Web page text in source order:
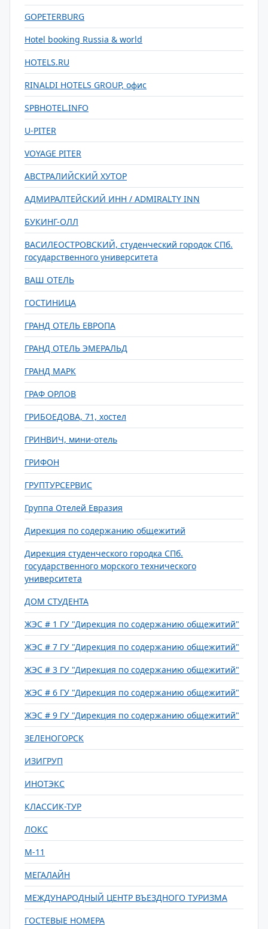
GOPETERBURG
Hotel booking Russia & world
HOTELS.RU
RINALDI HOTELS GROUP, офис
SPBHOTEL.INFO
U-PITER
VOYAGE PITER
АВСТРАЛИЙСКИЙ ХУТОР
АДМИРАЛТЕЙСКИЙ ИНН / ADMIRALTY INN
БУКИНГ-ОЛЛ
ВАСИЛЕОСТРОВСКИЙ, студенческий городок СПб.
государственного университета
ВАШ ОТЕЛЬ
ГОСТИНИЦА
ГРАНД ОТЕЛЬ ЕВРОПА
ГРАНД ОТЕЛЬ ЭМЕРАЛЬД
ГРАНД МАРК
ГРАФ ОРЛОВ
ГРИБОЕДОВА, 71, хостел
ГРИНВИЧ, мини-отель
ГРИФОН
ГРУПТУРСЕРВИС
Группа Отелей Евразия
Дирекция по содержанию общежитий
Дирекция студенческого городка СПб.
государственного морского технического
университета
ДОМ СТУДЕНТА
ЖЭС # 1 ГУ "Дирекция по содержанию общежитий"
ЖЭС # 7 ГУ "Дирекция по содержанию общежитий"
ЖЭС # 3 ГУ "Дирекция по содержанию общежитий"
ЖЭС # 6 ГУ "Дирекция по содержанию общежитий"
ЖЭС # 9 ГУ "Дирекция по содержанию общежитий"
ЗЕЛЕНОГОРСК
ИЗИГРУП
ИНОТЭКС
КЛАССИК-ТУР
ЛОКС
М-11
МЕГАЛАЙН
МЕЖДУНАРОДНЫЙ ЦЕНТР ВЪЕЗДНОГО ТУРИЗМА
ГОСТЕВЫЕ НОМЕРА